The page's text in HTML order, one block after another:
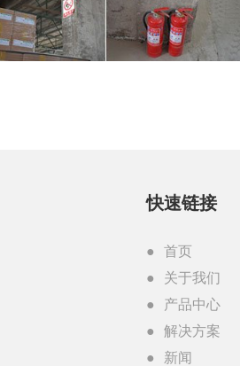
快速链接
首页
关于我们
产品中心
解决方案
新闻